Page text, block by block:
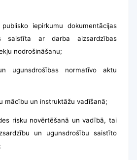
iepirkumu dokumentācijas
saistīta ar darba aizsardzības
nodrošināšanu;
ugunsdrošības normatīvo aktu
mācību un instruktāžu vadīšanā;
risku novērtēšanā un vadībā, tai
un ugunsdrošību saistīto